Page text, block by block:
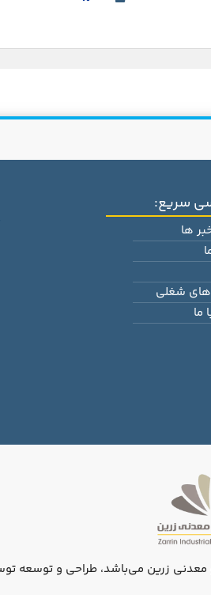
سریع:
ها
شغلی
ما
زرین می‌باشد، طراحی و توسعه